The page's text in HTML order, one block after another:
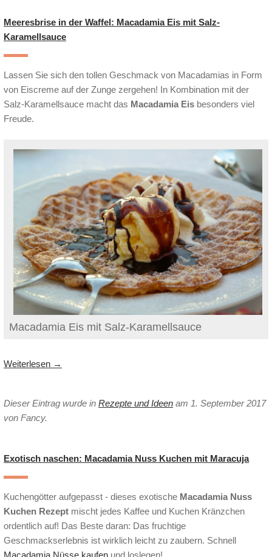
Meeresbrise in der Waffel: Macadamia Eis mit Salz-
Karamellsauce
Lassen Sie sich den tollen Geschmack von Macadamias in Form
von Eiscreme auf der Zunge zergehen! In Kombination mit der
Salz-Karamellsauce macht das Macadamia Eis besonders viel
Freude.
Macadamia Eis mit Salz-Karamellsauce
Weiterlesen →
Dieser Eintrag wurde in Rezepte und Ideen am 1. September 2017
von Fancy.
Exotisch naschen: Macadamia Nuss Kuchen mit Maracuja
Kuchengötter aufgepasst - dieses exotische Macadamia Nuss
Kuchen Rezept mischt jedes Kaffee und Kuchen Kränzchen
ordentlich auf! Das Beste daran: Das fruchtige
Geschmackserlebnis ist wirklich leicht zu zaubern. Schnell
Macadamia Nüsse kaufen und loslegen!